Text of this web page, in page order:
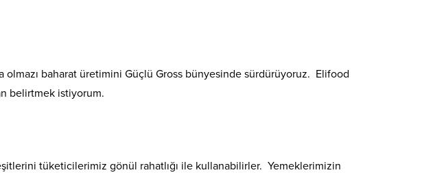
olmazı baharat üretimini Güçlü Gross bünyesinde sürdürüyoruz. Elifood
belirtmek istiyorum.
tüketicilerimiz gönül rahatlığı ile kullanabilirler. Yemeklerimizin